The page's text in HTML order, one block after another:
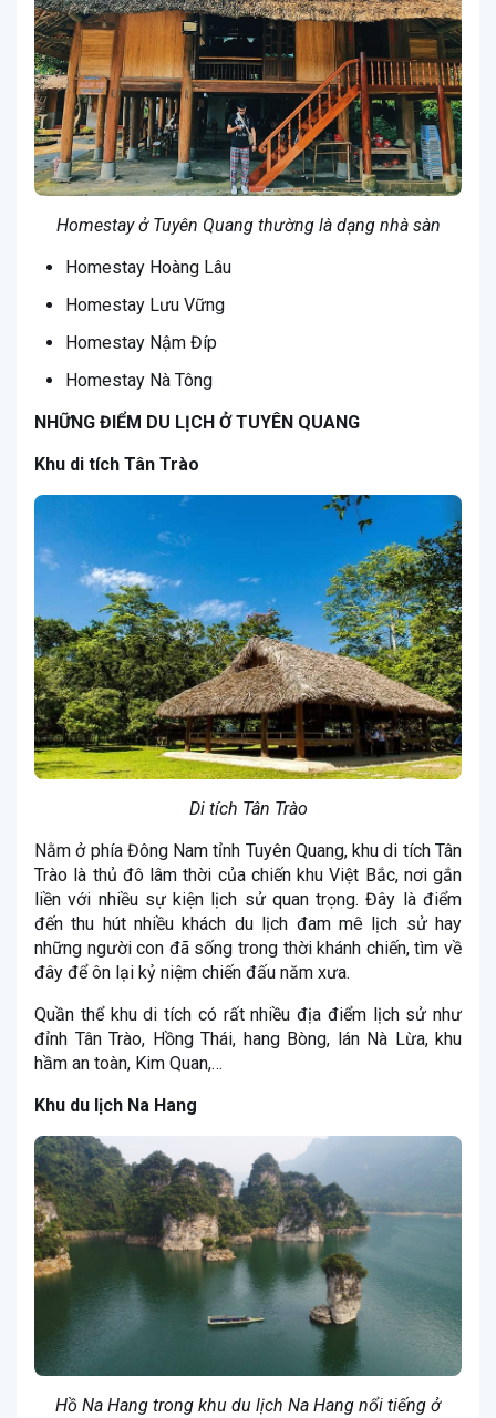
Homestay ở Tuyên Quang thường là dạng nhà sàn
Homestay Hoàng Lâu
Homestay Lưu Vững
Homestay Nậm Đíp
Homestay Nà Tông
NHỮNG ĐIỂM DU LỊCH Ở TUYÊN QUANG
Khu di tích Tân Trào
Di tích Tân Trào
Nằm ở phía Đông Nam tỉnh Tuyên Quang, khu di tích Tân
Trào là thủ đô lâm thời của chiến khu Việt Bắc, nơi gắn
liền với nhiều sự kiện lịch sử quan trọng. Đây là điểm
đến thu hút nhiều khách du lịch đam mê lịch sử hay
những người con đã sống trong thời khánh chiến, tìm về
đây để ôn lại kỷ niệm chiến đấu năm xưa.
Quần thể khu di tích có rất nhiều địa điểm lịch sử như
đỉnh Tân Trào, Hồng Thái, hang Bòng, lán Nà Lừa, khu
hầm an toàn, Kim Quan,…
Khu du lịch Na Hang
Hồ Na Hang trong khu du lịch Na Hang nổi tiếng ở